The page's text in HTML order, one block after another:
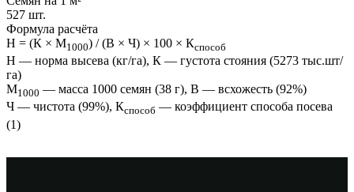
527 шт.
Формула расчёта
Н = (К × М1000) / (В × Ч) × 100 × Кспособ
Н — норма высева (кг/га), К — густота стояния (5273 тыс.шт/
га)
М1000 — масса 1000 семян (38 г), В — всхожесть (92%)
Ч — чистота (99%), Кспособ — коэффициент способа посева
(1)